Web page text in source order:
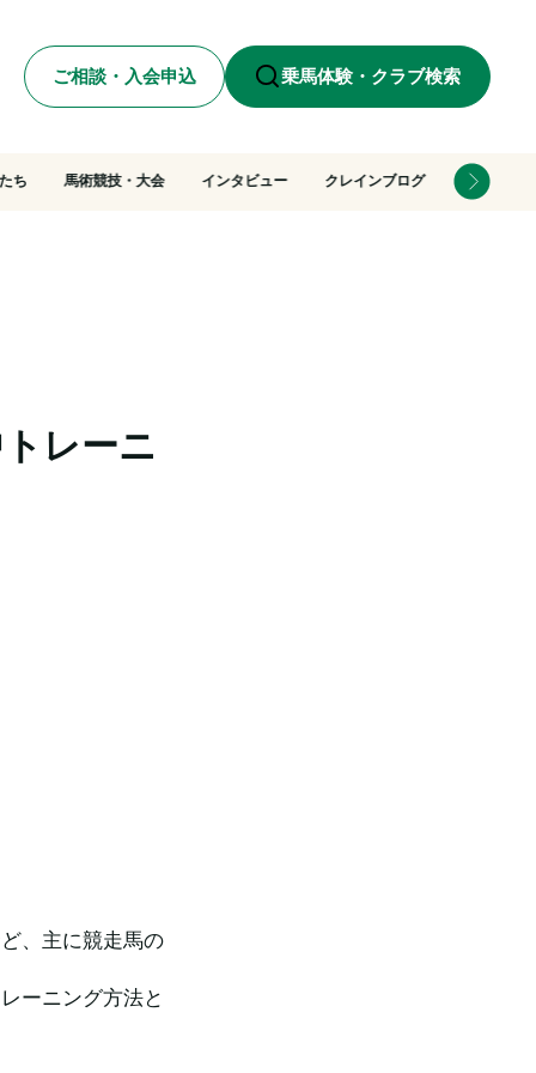
ご相談・入会申込 乗馬体験・クラブ検索
ち 馬術競技・大会 インタビュー クレインブログ
レーニ
、主に競走馬の
ーニング方法と